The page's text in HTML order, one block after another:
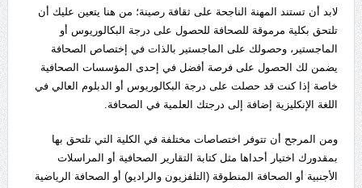
لابد أن تستند المهنة الناجحة على ثقافة رصينة؛ من هنا يتعين عليك أن
تلتحق بكلية مرموقة للصحافة للحصول على درجة البكالوريوس أو
الماجستير، وحصولك على الماجستير بالذات في إختصاص الصحافة
يضمن لك الحصول على فرصة أفضل في إحدى المؤسسات الصحافية
خاصة إذا كنت قد حصلت على درجة البكالوريوس أو الدبلوم العالي في
اللغة الإنكليزية إضافة إلى درجتك العلمية في الصحافة.
ومن المرجح أن تتوفر اختصاصات مختلفة في الكلية التي تلتحق بها
بمقدورك اختيار أحداها مثل كتابة التقارير الصحافية أو المراسلات
الأجنبية أو الصحافة المنطوقة (التلفزيون والراديو) أو الصحافة الرياضية